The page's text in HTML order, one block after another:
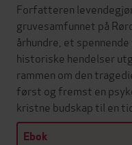
Forfatteren
gruvesamfunnet på
århundre, et
historiske hendelser
rammen om den
først og fremst en
kristne budskap til en
Ebok